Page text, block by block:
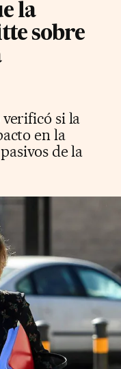
la
sobre
si la
en la
de la